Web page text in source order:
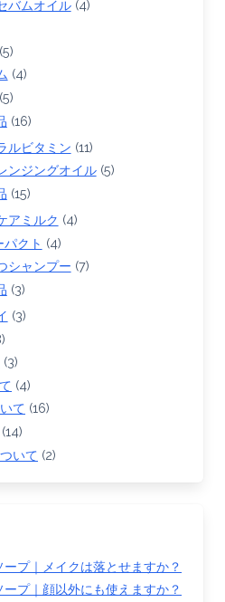
バムオイル(4)
(5)
(4)
(5)
(16)
ルビタミン (11)
ンジングオイル(5)
(15)
アミルク (4)
パクト (4)
シャンプー (7)
(3)
(3)
(3)
(4)
て (16)
(14)
いて (2)
プ｜メイクは落とせますか？
プ｜顔以外にも使えますか？